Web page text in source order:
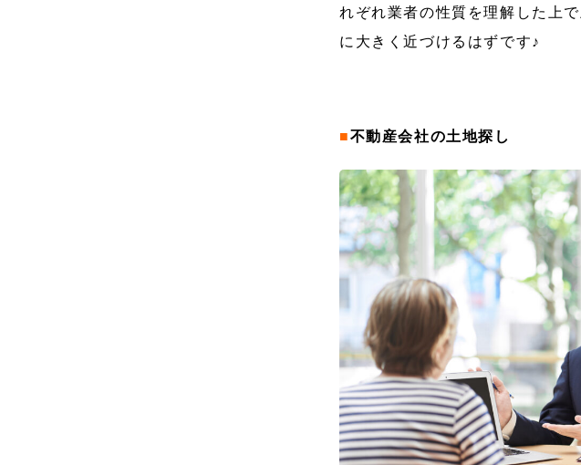
れぞれ業者の性質を理解した上
に大きく近づけるはずです♪
■不動産会社の土地探し